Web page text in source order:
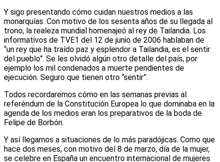
Y sigo presentando cómo cuidan nuestros medios a las
monarquías. Con motivo de los sesenta años de su llegada al
trono, la realeza mundial homenajeó al rey de Tailandia. Los
informativos de TVE1 del 12 de junio de 2006 hablaban de
“un rey que ha traído paz y esplendor a Tailandia, es el sentir
del pueblo”. Se les olvidó algún otro detalle del país, por
ejemplo los mil condenados a muerte pendientes de
ejecución. Seguro que tienen otro “sentir”.
Todos recordaremos cómo en las semanas previas al
referéndum de la Constitución Europea lo que dominaba en la
agenda de los medios eran los preparativos de la boda de
Felipe de Borbón.
Y así llegamos a situaciones de lo más paradójicas. Como que
hace dos meses, con motivo del 8 de marzo, día de la mujer,
se celebre en España un encuentro internacional de mujeres